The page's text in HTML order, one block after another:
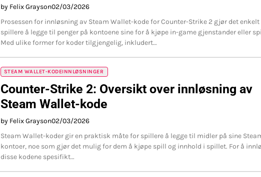
by Felix Grayson02/03/2026
Prosessen for innløsning av Steam Wallet-kode for Counter-Strike 2 gjør det
spillere å legge til penger på kontoene sine for å kjøpe in-game gjenstander eller
Med ulike former for koder tilgjengelig, inkludert…
STEAM WALLET-KODEINNLØSNINGER
Counter-Strike 2: Oversikt over innløsning av
Steam Wallet-kode
by Felix Grayson02/03/2026
Steam Wallet-koder gir en praktisk måte for spillere å legge til midler på sine
kontoer, noe som gjør det mulig for dem å kjøpe spill og innhold i spillet. For å
disse kodene spesifikt…